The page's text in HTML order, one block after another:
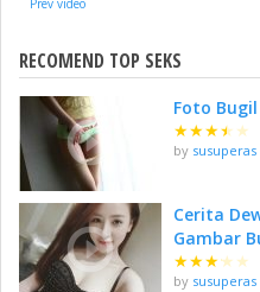
Prev video
RECOMEND TOP SEKS
Foto
★★★★ ★
by susuperas
Cerita
Gambar
★★★★ ★
by susuperas